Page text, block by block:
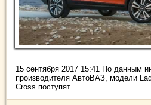
15 сентября 2017 15:41 По данным
производителя АвтоВАЗ, модели
Cross поступят ...